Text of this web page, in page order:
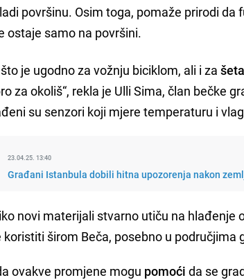
površinu. Osim toga, pomaže prirodi da
ostaje samo na površini.
je ugodno za vožnju biciklom, ali i za
za okoliš“, rekla je Ulli Sima, član bečke
su senzori koji mjere temperaturu i
23.04.25. 13:40
Građani Istanbula dobili hitna upozorenja nakon
novi materijali stvarno utiču na hlađenje
širom Beča, posebno u područjima
ovakve promjene mogu pomoći da se